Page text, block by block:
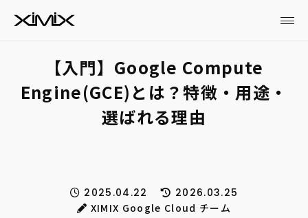
【入門】Google Compute
Engine(GCE)とは？特徴・用途・
選ばれる理由
2025.04.22
2026.03.25
XIMIX Google Cloud チーム